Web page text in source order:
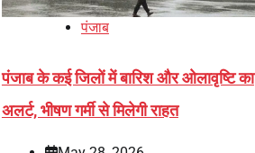
पंजाब
पंजाब के कई जिलों में बारिश और ओलावृष्टि का
अलर्ट, भीषण गर्मी से मिलेगी राहत